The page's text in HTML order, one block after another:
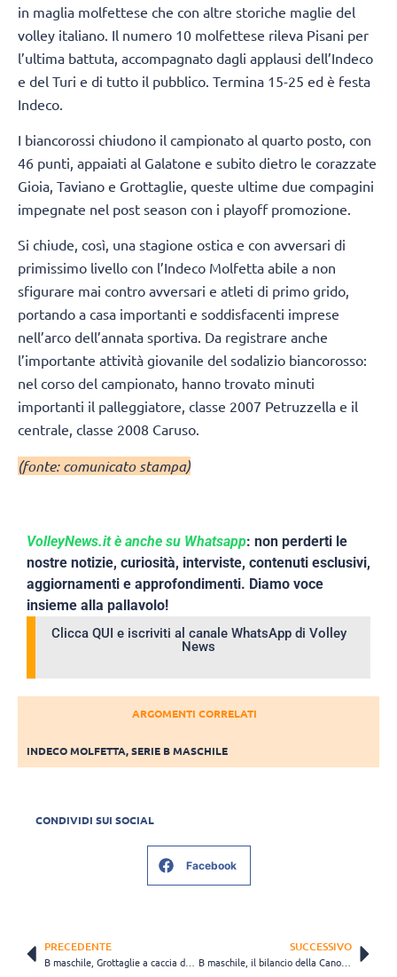
in maglia molfettese che con altre storiche maglie del
volley italiano. Il numero 10 molfettese rileva Pisani per
l’ultima battuta, accompagnato dagli applausi dell’Indeco
e del Turi e di tutto il pubblico. Termina 15-25 ed è festa
Indeco.
I biancorossi chiudono il campionato al quarto posto, con
46 punti, appaiati al Galatone e subito dietro le corazzate
Gioia, Taviano e Grottaglie, queste ultime due compagini
impegnate nel post season con i playoff promozione.
Si chiude, così, una stagione ostica e con avversari di
primissimo livello con l’Indeco Molfetta abile a non
sfigurare mai contro avversari e atleti di primo grido,
portando a casa importanti e soddisfacenti imprese
nell’arco dell’annata sportiva. Da registrare anche
l’importante attività giovanile del sodalizio biancorosso:
nel corso del campionato, hanno trovato minuti
importanti il palleggiatore, classe 2007 Petruzzella e il
centrale, classe 2008 Caruso.
(fonte: comunicato stampa)
VolleyNews.it è anche su Whatsapp: non perderti le
nostre notizie, curiosità, interviste, contenuti esclusivi,
aggiornamenti e approfondimenti. Diamo voce
insieme alla pallavolo!
Clicca QUI e iscriviti al canale WhatsApp di Volley
News
ARGOMENTI CORRELATI
INDECO MOLFETTA,SERIE B MASCHILE
CONDIVIDI SUI SOCIAL
Facebook
PRECEDENTE SUCCESSIVO
B maschile, il bilancio della Canottieri Ongina: “Al lavoro per il rilancio”